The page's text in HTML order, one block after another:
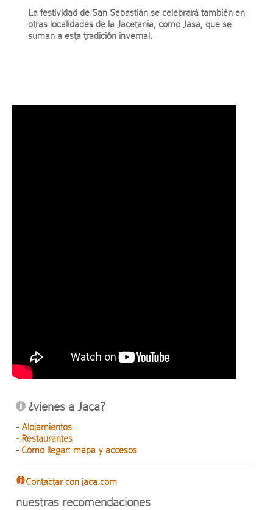
La festividad de San Sebastián se celebrará también en
otras localidades de la Jacetania, como Jasa, que se
suman a esta tradición invernal.
¿vienes a Jaca?
-Alojamientos
- Restaurantes
- Cómo llegar: mapa y accesos
Contactar con jaca.com
nuestras recomendaciones